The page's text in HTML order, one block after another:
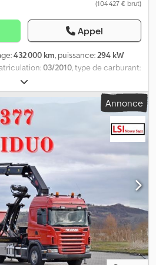
(104 427 € brut)
Appel
432 000 km, puissance: 294 kW
03/2010 , type de carburant:
, configuration d'essieux:
rouge, type d'engrenage:semi-
, longueur de l'espace de
de l’espace de chargement:
ABS,
G 400 Plateau 6,40 m + GRUE +
ACCIDENT EN BON ÉTAT ! ? ANNÉE
: 432 000 km
CENTRALISÉ ? VITRES
ÉLECTRIQUES ? DIRECTION
PLATEAU : 640 x 250 cm (L x l)
TOTAL : 26 000 kg
DIMENSIONS PNEUMATIQUES :
: À RESSORTS ARRIÈRE :
377 EP - 5 HIDUO + TÉLÉCOMMANDE
Annonce